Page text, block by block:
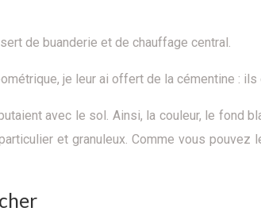
de buanderie et de chauffage central.
je leur ai offert de la cémentine :
avec le sol. Ainsi, la couleur, le fond
et granuleux. Comme vous